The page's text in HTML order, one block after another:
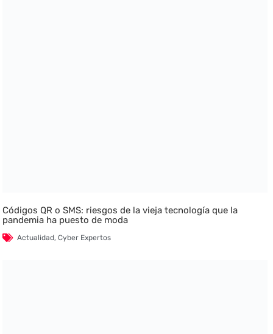
Códigos QR o SMS: riesgos de la vieja tecnología que la
pandemia ha puesto de moda
Actualidad,Cyber Expertos